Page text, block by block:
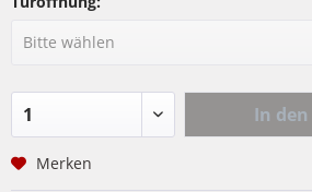
In den
Merken